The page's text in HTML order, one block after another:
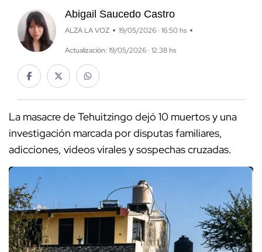
Abigail Saucedo Castro
ALZA LA VOZ 19/05/2026 · 16:50 hs
Actualización: 19/05/2026 · 12:38 hs
La masacre de Tehuitzingo dejó 10 muertos y una
investigación marcada por disputas familiares,
adicciones, videos virales y sospechas cruzadas.